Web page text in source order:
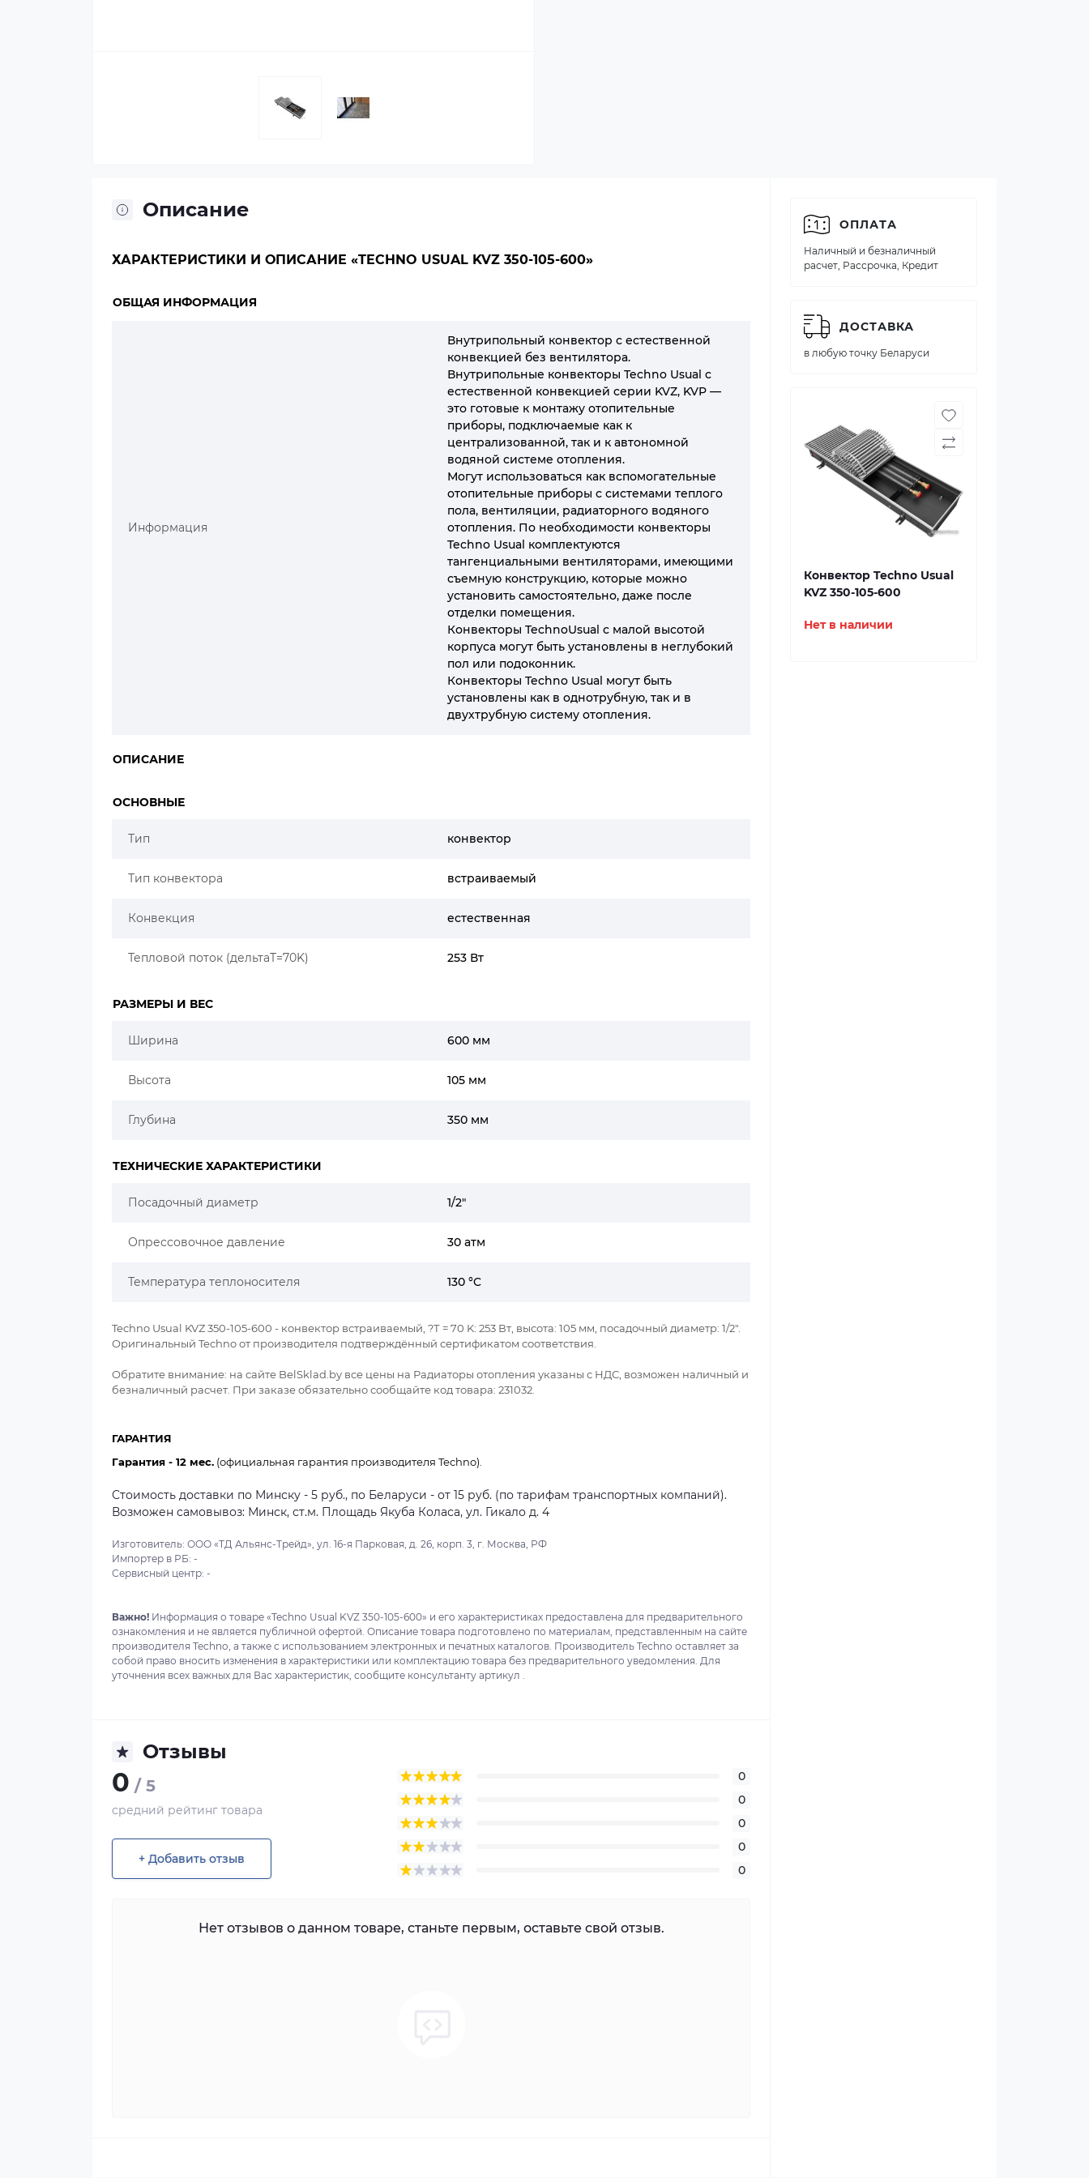
Описание
ХАРАКТЕРИСТИКИ И ОПИСАНИЕ «TECHNO USUAL KVZ 350-105-600»
ОБЩАЯ ИНФОРМАЦИЯ
Информация
Внутрипольный конвектор с естественной
конвекцией без вентилятора.
Внутрипольные конвекторы Techno Usual с
естественной конвекцией серии KVZ, KVP —
это готовые к монтажу отопительные
приборы, подключаемые как к
централизованной, так и к автономной
водяной системе отопления.
Могут использоваться как вспомогательные
отопительные приборы с системами теплого
пола, вентиляции, радиаторного водяного
отопления. По необходимости конвекторы
Techno Usual комплектуются
тангенциальными вентиляторами, имеющими
съемную конструкцию, которые можно
установить самостоятельно, даже после
отделки помещения.
Конвекторы TechnoUsual с малой высотой
корпуса могут быть установлены в неглубокий
пол или подоконник.
Конвекторы Techno Usual могут быть
установлены как в однотрубную, так и в
двухтрубную систему отопления.
ОПИСАНИЕ
ОСНОВНЫЕ
Тип конвектор
Тип конвектора встраиваемый
Конвекция естественная
Тепловой поток (дельтаT=70K) 253 Вт
РАЗМЕРЫ И ВЕС
Ширина 600 мм
Высота 105 мм
Глубина 350 мм
ТЕХНИЧЕСКИЕ ХАРАКТЕРИСТИКИ
Посадочный диаметр 1/2"
Опрессовочное давление 30 атм
Температура теплоносителя 130 °C
Techno Usual KVZ 350-105-600 - конвектор встраиваемый, ?Т = 70 K: 253 Вт, высота: 105 мм, посадочный диаметр: 1/2".
Оригинальный Techno от производителя подтверждённый сертификатом соответствия.
Обратите внимание: на сайте BelSklad.by все цены на Радиаторы отопления указаны с НДС, возможен наличный и
безналичный расчет. При заказе обязательно сообщайте код товара: 231032.
ГАРАНТИЯ
Гарантия - 12 мес. (официальная гарантия производителя Techno).
Стоимость доставки по Минску - 5 руб., по Беларуси - от 15 руб. (по тарифам транспортных компаний).
Возможен самовывоз: Минск, ст.м. Площадь Якуба Коласа, ул. Гикало д. 4
Изготовитель: ООО «ТД Альянс-Трейд», ул. 16-я Парковая, д. 26, корп. 3, г. Москва, РФ
Импортер в РБ: -
Сервисный центр: -
Важно! Информация о товаре «Techno Usual KVZ 350-105-600» и его характеристиках предоставлена для предварительного
ознакомления и не является публичной офертой. Описание товара подготовлено по материалам, представленным на сайте
производителя Techno, а также с использованием электронных и печатных каталогов. Производитель Techno оставляет за
собой право вносить изменения в характеристики или комплектацию товара без предварительного уведомления. Для
уточнения всех важных для Вас характеристик, сообщите консультанту артикул .
Отзывы
0 / 5
средний рейтинг товара
+ Добавить отзыв
0
0
0
0
0
Нет отзывов о данном товаре, станьте первым, оставьте свой отзыв.
ОПЛАТА
Наличный и безналичный
расчет, Рассрочка, Кредит
ДОСТАВКА
в любую точку Беларуси
Конвектор Techno Usual
KVZ 350-105-600
Нет в наличии